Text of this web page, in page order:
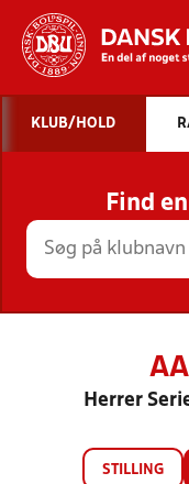
STILLINGER,
KLUB/HOLD
Find
Herrer
STILLING